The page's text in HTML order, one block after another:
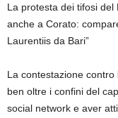
La protesta dei tifosi
anche a Corato:
Laurentiis da Bari”
La contestazione
ben oltre i confini del
social network e aver